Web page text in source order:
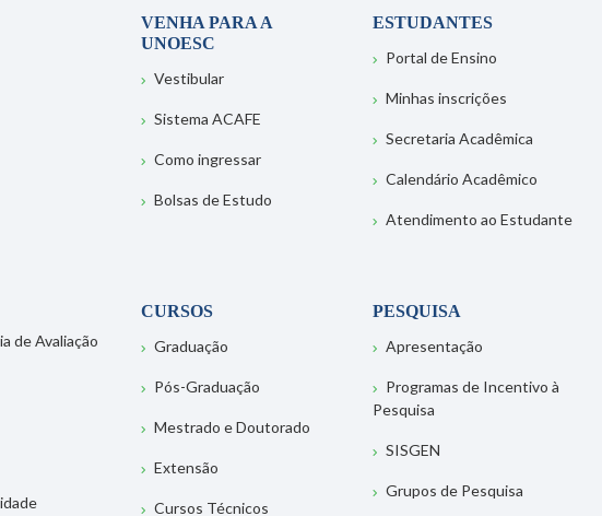
de Avaliação
VENHA PARA A
UNOESC
Vestibular
Sistema ACAFE
Como ingressar
Bolsas de Estudo
ESTUDANTES
Portal de Ensino
Minhas inscrições
Secretaria Acadêmica
Calendário Acadêmico
Atendimento ao Estudante
CURSOS
Graduação
Pós-Graduação
Mestrado e Doutorado
Extensão
Cursos Técnicos
PESQUISA
Apresentação
Programas de Incentivo à
Pesquisa
SISGEN
Grupos de Pesquisa